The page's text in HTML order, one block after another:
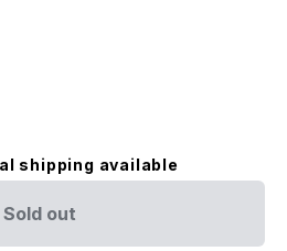
shipping available
Sold out